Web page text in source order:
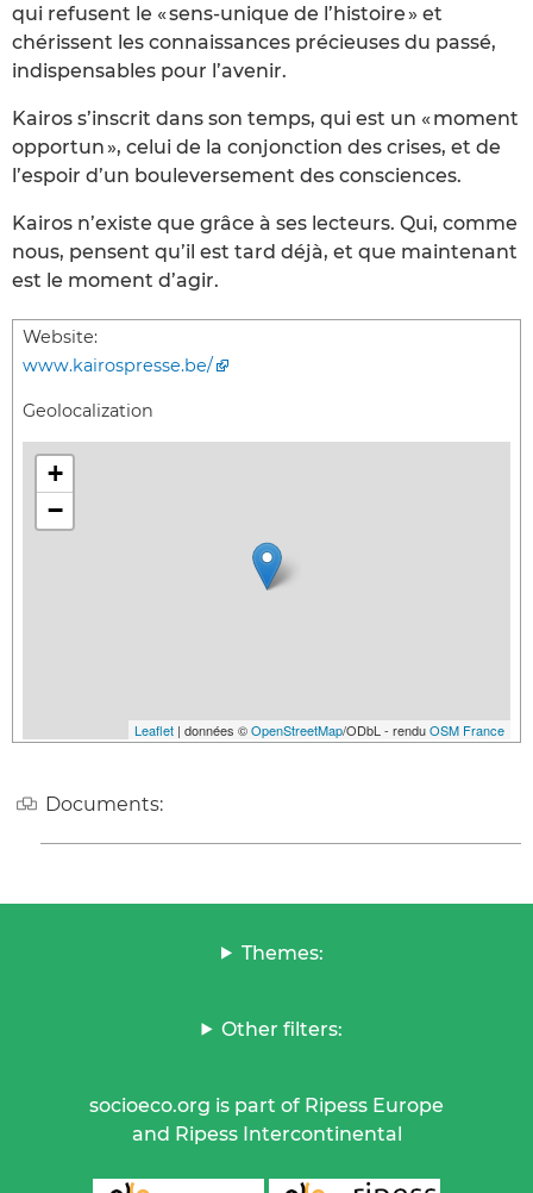
qui refusent le « sens-unique de l’histoire » et
chérissent les connaissances précieuses du passé,
indispensables pour l’avenir.
Kairos s’inscrit dans son temps, qui est un « moment
opportun », celui de la conjonction des crises, et de
l’espoir d’un bouleversement des consciences.
Kairos n’existe que grâce à ses lecteurs. Qui, comme
nous, pensent qu’il est tard déjà, et que maintenant
est le moment d’agir.
Website:
www.kairospresse.be/
Geolocalization
+
−
Leaflet | données ©OpenStreetMap/ODbL - renduOSM France
Documents:
Themes:
Other filters:
socioeco.org is part of Ripess Europe
and Ripess Intercontinental